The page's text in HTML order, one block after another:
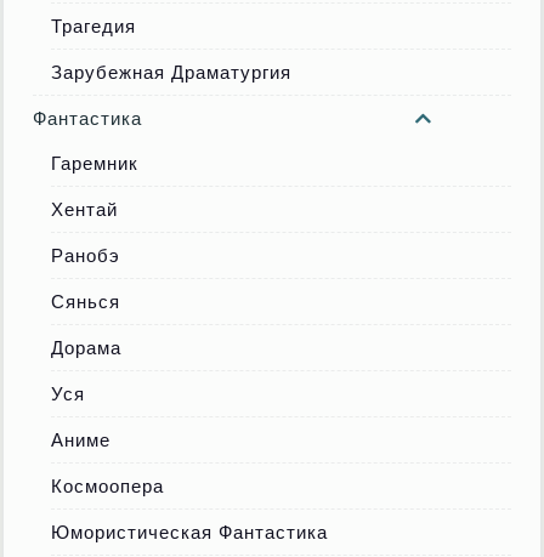
Трагедия
Зарубежная Драматургия
Фантастика
Гаремник
Хентай
Ранобэ
Сянься
Дорама
Уся
Аниме
Космоопера
Юмористическая Фантастика